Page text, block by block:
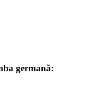
germană: